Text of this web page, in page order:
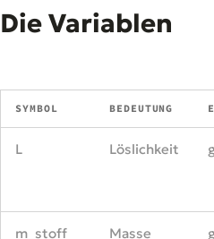
Die Variablen
SYMBOL BEDEUTUNG
L Löslichkeit
m_stoff
Masse